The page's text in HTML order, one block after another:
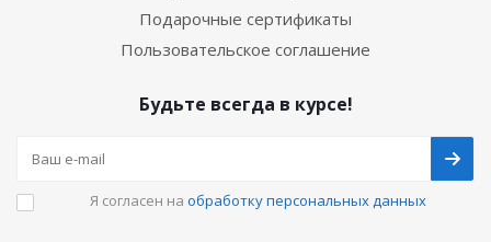
Подарочные сертификаты
Пользовательское соглашение
Будьте всегда в курсе!
Я согласен на обработку персональных данных